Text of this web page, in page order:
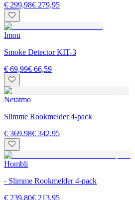
€ 299,98€ 279,95
Imou
Smoke Detector KIT-3
€ 69,99€ 66,59
Netatmo
Slimme Rookmelder 4-pack
€ 369,98€ 342,95
Hombli
- Slimme Rookmelder 4-pack
€ 239,80€ 213,95